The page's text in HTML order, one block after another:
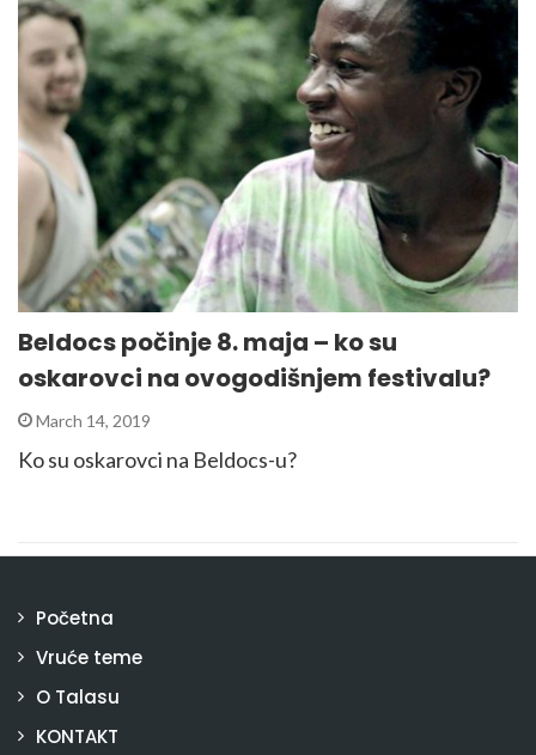
Beldocs počinje 8. maja – ko su
oskarovci na ovogodišnjem festivalu?
March 14, 2019
Ko su oskarovci na Beldocs-u?
Početna
Vruće teme
O Talasu
KONTAKT